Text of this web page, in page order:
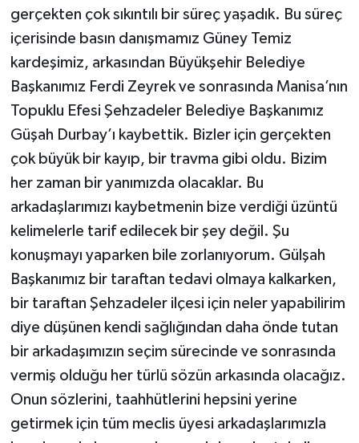
gerçekten çok sıkıntılı bir süreç yaşadık. Bu süreç
içerisinde basın danışmamız Güney Temiz
kardeşimiz, arkasından Büyükşehir Belediye
Başkanımız Ferdi Zeyrek ve sonrasında Manisa’nın
Topuklu Efesi Şehzadeler Belediye Başkanımız
Güşah Durbay’ı kaybettik. Bizler için gerçekten
çok büyük bir kayıp, bir travma gibi oldu. Bizim
her zaman bir yanımızda olacaklar. Bu
arkadaşlarımızı kaybetmenin bize verdiği üzüntü
kelimelerle tarif edilecek bir şey değil. Şu
konuşmayı yaparken bile zorlanıyorum. Gülşah
Başkanımız bir taraftan tedavi olmaya kalkarken,
bir taraftan Şehzadeler ilçesi için neler yapabilirim
diye düşünen kendi sağlığından daha önde tutan
bir arkadaşımızın seçim sürecinde ve sonrasında
vermiş olduğu her türlü sözün arkasında olacağız.
Onun sözlerini, taahhütlerini hepsini yerine
getirmek için tüm meclis üyesi arkadaşlarımızla